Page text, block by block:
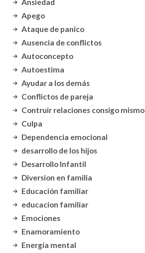
Ansiedad
Apego
Ataque de panico
Ausencia de conflictos
Autoconcepto
Autoestima
Ayudar a los demás
Conflictos de pareja
Contruir relaciones consigo mismo
Culpa
Dependencia emocional
desarrollo de los hijos
Desarrollo Infantil
Diversion en familia
Educación familiar
educacion familiar
Emociones
Enamoramiento
Energía mental